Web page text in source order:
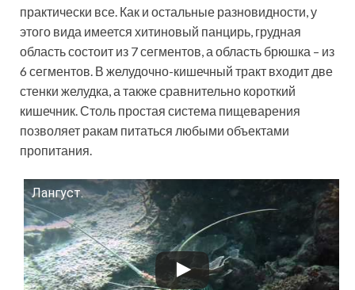
практически все. Как и остальные разновидности, у
этого вида имеется хитиновый панцирь, грудная
область состоит из 7 сегментов, а область брюшка – из
6 сегментов. В желудочно-кишечный тракт входит две
стенки желудка, а также сравнительно короткий
кишечник. Столь простая система пищеварения
позволяет ракам питаться любыми объектами
пропитания.
Лангуст.
Смотрите это видео на YouTube